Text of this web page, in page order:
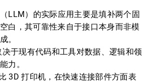
LLM）的实际应用主要是填补两个固
白，其可靠性来自于接口本身而非模
。
于现有代码和工具对数据、逻辑和领
力。
3D 打印机，在快速连接部件方面表